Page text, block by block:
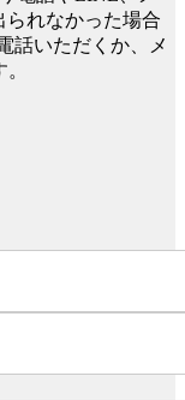
られなかった場合
話いただくか、メ